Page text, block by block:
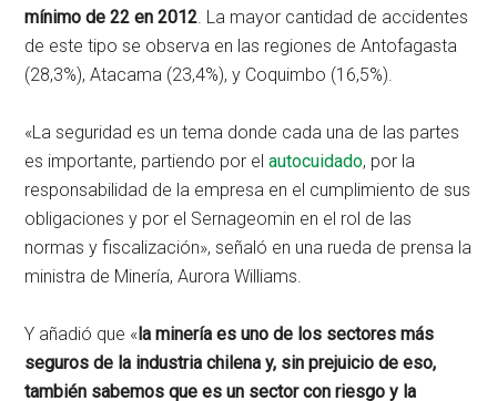
mínimo de 22 en 2012. La mayor cantidad de accidentes
de este tipo se observa en las regiones de Antofagasta
(28,3%), Atacama (23,4%), y Coquimbo (16,5%).
«La seguridad es un tema donde cada una de las partes
es importante, partiendo por elautocuidado, por la
responsabilidad de la empresa en el cumplimiento de sus
obligaciones y por el Sernageomin en el rol de las
normas y fiscalización», señaló en una rueda de prensa la
ministra de Minería, Aurora Williams.
Y añadió que «la minería es uno de los sectores más
seguros de la industria chilena y, sin prejuicio de eso,
también sabemos que es un sector con riesgo y la